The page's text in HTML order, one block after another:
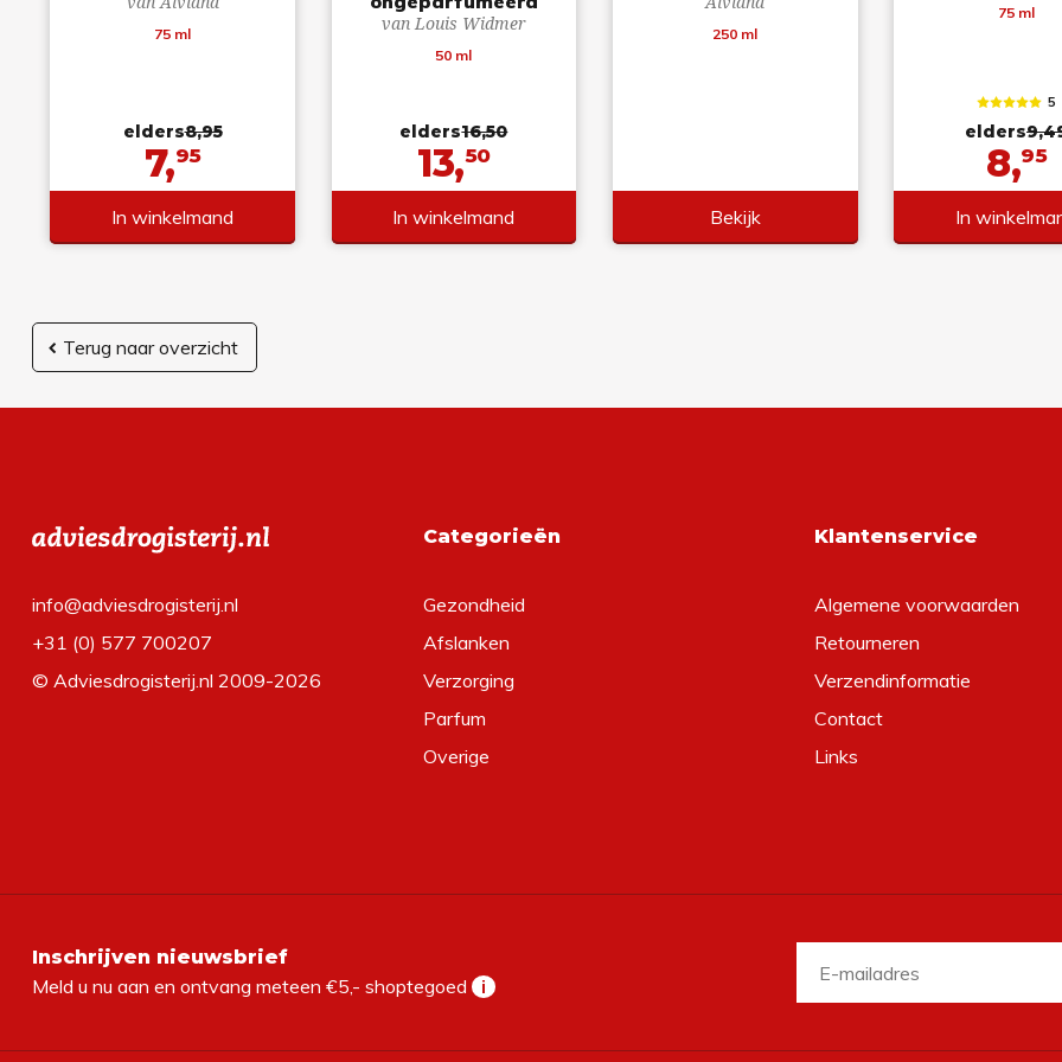
75 ml
elders8,95
7,95
In winkelmand
van Louis Widmer
50 ml
elders16,50
13,50
In winkelmand
250 ml
Bekijk
75 ml
5
elders
8,95
In
Terug naar overzicht
info@adviesdrogisterij.nl
+31 (0) 577 700207
© Adviesdrogisterij.nl 2009-2026
Categorieën
Gezondheid
Afslanken
Verzorging
Parfum
Overige
Klantenservice
Algemene voorwaarden
Retourneren
Verzendinformatie
Contact
Links
Inschrijven nieuwsbrief
Meld u nu aan en ontvang meteen €5,- shoptegoed i